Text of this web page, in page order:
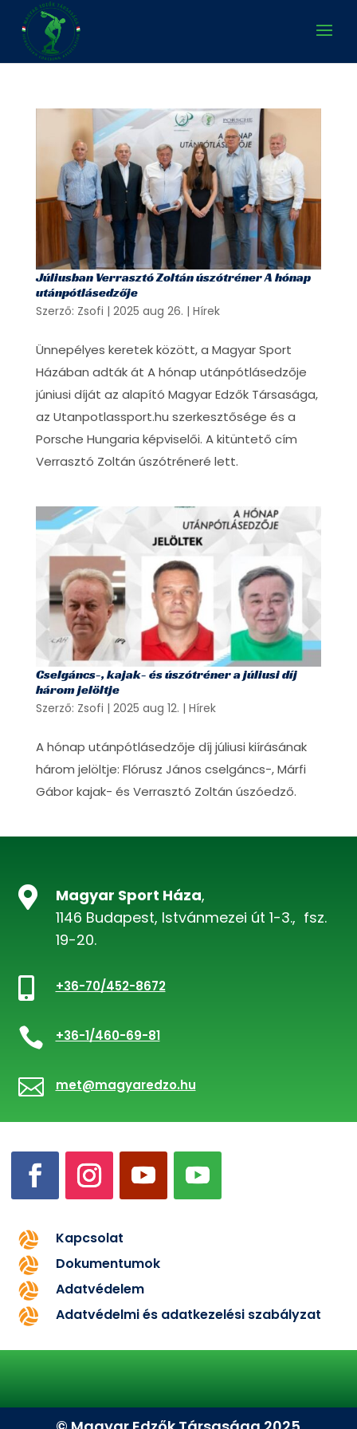
Júliusban Verrasztó Zoltán úszótréner A hónap
utánpótlásedzője
Szerző: Zsofi | 2025 aug 26. | Hírek
Ünnepélyes keretek között, a Magyar Sport
Házában adták át A hónap utánpótlásedzője
júniusi díját az alapító Magyar Edzők Társasága,
az Utanpotlassport.hu szerkesztősége és a
Porsche Hungaria képviselői. A kitüntető cím
Verrasztó Zoltán úszótréneré lett.
Cselgáncs-, kajak- és úszótréner a júliusi díj
három jelöltje
Szerző: Zsofi | 2025 aug 12. | Hírek
A hónap utánpótlásedzője díj júliusi kiírásának
három jelöltje: Flórusz János cselgáncs-, Márfi
Gábor kajak- és Verrasztó Zoltán úszóedző.
 Magyar Sport Háza,
1146 Budapest, Istvánmezei út 1-3., fsz.
19-20.
 +36-70/452-8672
 +36-1/460-69-81
 met@magyaredzo.hu
 Kapcsolat
 Dokumentumok
 Adatvédelem
 Adatvédelmi és adatkezelési szabályzat